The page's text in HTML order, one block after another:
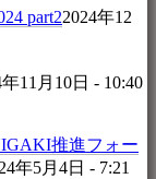
part22024年12
11月10日 - 10:40
推進フォー
年5月4日 - 7:21